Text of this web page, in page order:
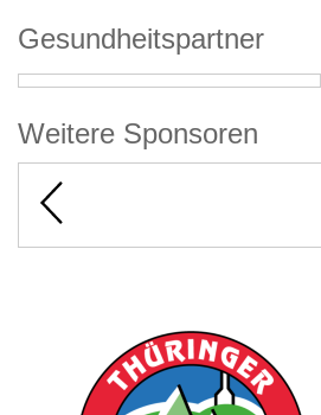
Gesundheitspartner
Weitere Sponsoren